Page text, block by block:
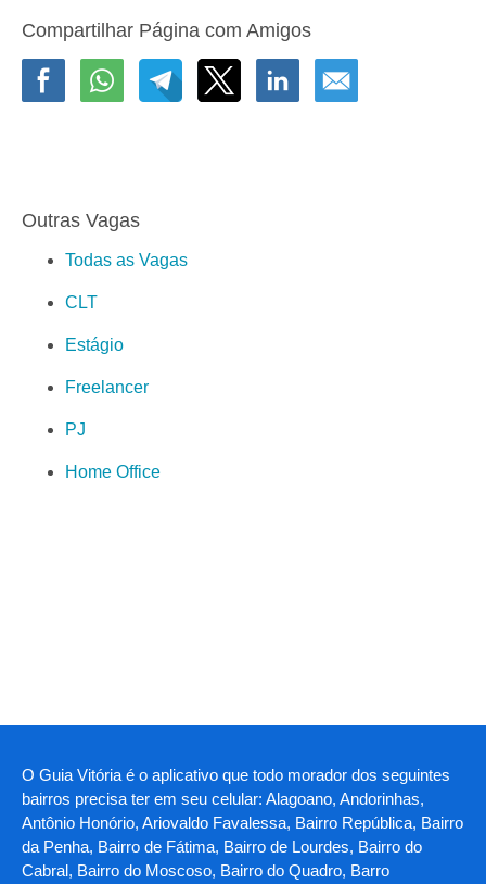
Compartilhar Página com Amigos
Outras Vagas
Todas as Vagas
CLT
Estágio
Freelancer
PJ
Home Office
O Guia Vitória é o aplicativo que todo morador dos seguintes
bairros precisa ter em seu celular: Alagoano, Andorinhas,
Antônio Honório, Ariovaldo Favalessa, Bairro República, Bairro
da Penha, Bairro de Fátima, Bairro de Lourdes, Bairro do
Cabral, Bairro do Moscoso, Bairro do Quadro, Barro